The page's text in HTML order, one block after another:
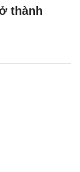
thành